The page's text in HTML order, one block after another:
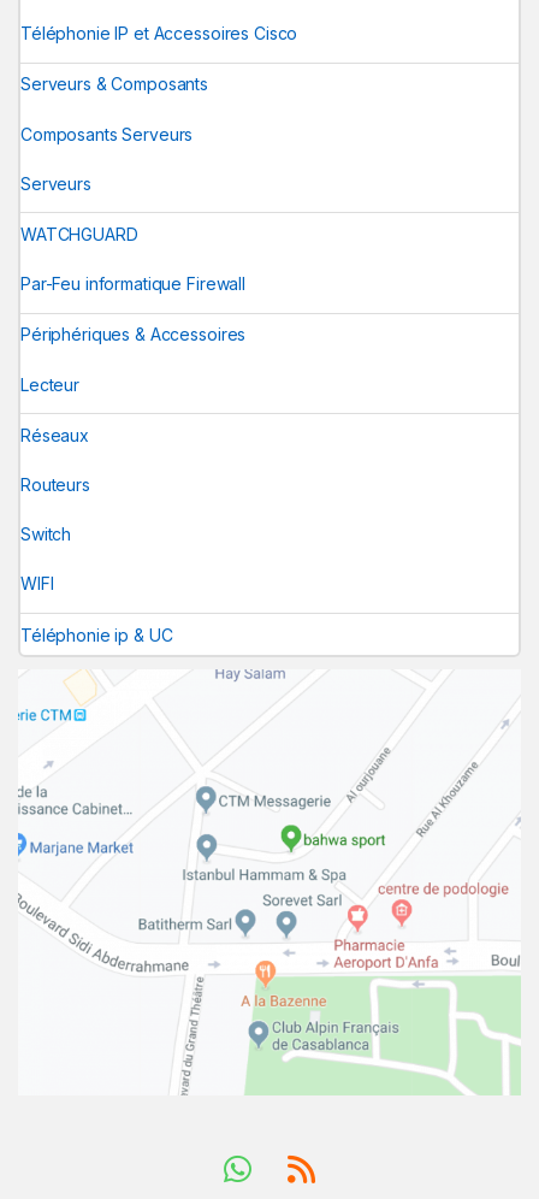
Téléphonie IP et Accessoires Cisco
Serveurs & Composants
Composants Serveurs
Serveurs
WATCHGUARD
Par-Feu informatique Firewall
Périphériques & Accessoires
Lecteur
Réseaux
Routeurs
Switch
WIFI
Téléphonie ip & UC